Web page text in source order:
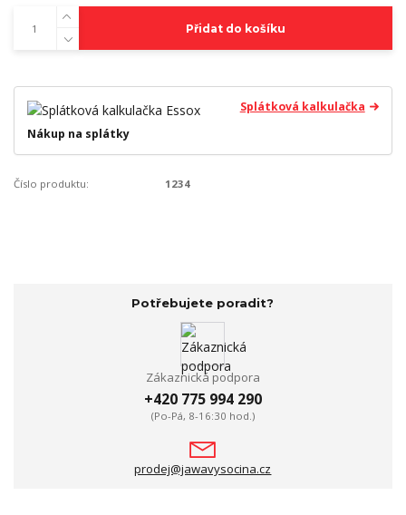
Přidat do košíku
Splátková kalkulačka
Nákup na splátky
Číslo produktu: 1234
Potřebujete poradit?
Zákaznická podpora
+420 775 994 290
(Po-Pá, 8-16:30 hod.)
prodej@jawavysocina.cz